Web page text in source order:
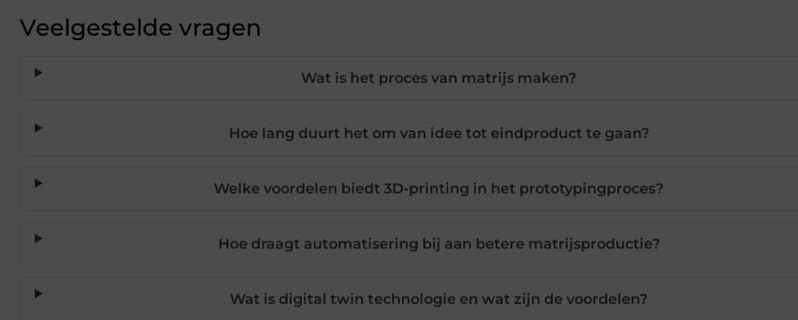
Veelgestelde vragen
Wat is het proces van matrijs maken?
Hoe lang duurt het om van idee tot eindproduct te gaan?
Welke voordelen biedt 3D-printing in het prototypingproces?
Hoe draagt automatisering bij aan betere matrijsproductie?
Wat is digital twin technologie en wat zijn de voordelen?